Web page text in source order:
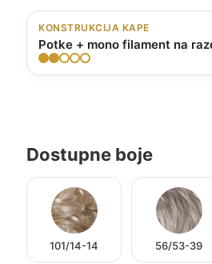
KONSTRUKCIJA KAPE
Potke + mono filament na
Dostupne boje
101/14-14 56/53-39